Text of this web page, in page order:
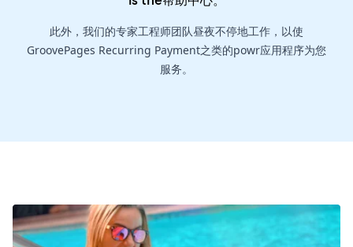
此外，我们的专家工程师团队昼夜不停地工作，以使
GroovePages Recurring Payment之类的powr应用程序为您
服务。